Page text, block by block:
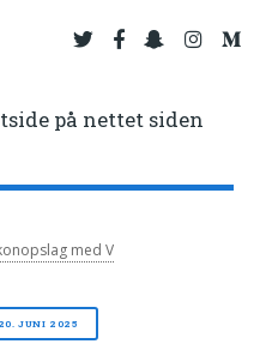
på nettet siden
med V
20. JUNI 2025